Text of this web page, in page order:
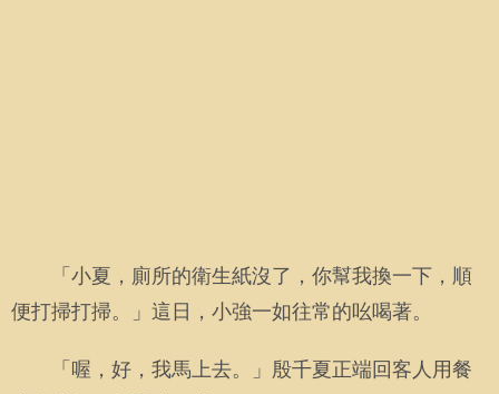
「小夏，廁所的衛生紙沒了，你幫我換一下，順
便打掃打掃。」這日，小強一如往常的吆喝著。
「喔，好，我馬上去。」殷千夏正端回客人用餐